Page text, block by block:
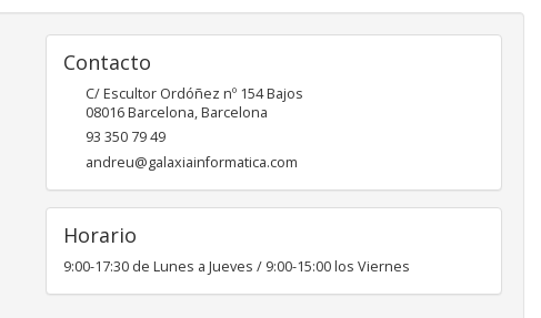
Contacto
C/ Escultor Ordóñez nº 154 Bajos
08016Barcelona,Barcelona
93 350 79 49
andreu@galaxiainformatica.com
Horario
9:00-17:30 de Lunes a Jueves / 9:00-15:00 los Viernes